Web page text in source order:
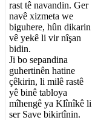
rast tê navandin. Ger
navê xizmeta we
biguhere, hûn dikarin
vê yekê li vir nîşan
bidin.
Ji bo sepandina
guhertinên hatine
çêkirin, li milê rastê
yê binê tabloya
mîhengê ya Klînîkê li
ser Save bikirtînin.